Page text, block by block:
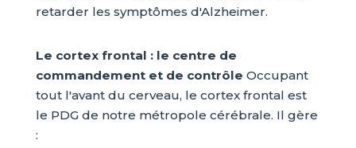
retarder les symptômes d'Alzheimer.
Le cortex frontal : le centre de
commandement et de contrôle Occupant
tout l'avant du cerveau, le cortex frontal est
le PDG de notre métropole cérébrale. Il gère
: